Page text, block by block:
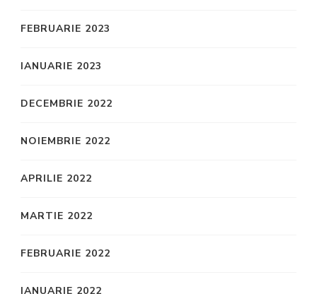
FEBRUARIE 2023
IANUARIE 2023
DECEMBRIE 2022
NOIEMBRIE 2022
APRILIE 2022
MARTIE 2022
FEBRUARIE 2022
IANUARIE 2022